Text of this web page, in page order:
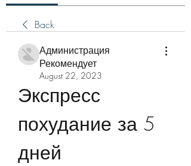
Back
Администрация
Рекомендует
August 22, 2023
Экспресс
похудание за 5
дней